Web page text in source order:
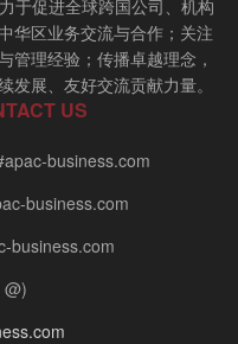
于促进全球跨国公司、机构
华区业务交流与合作；关注
管理经验；传播卓越理念，
展、友好交流贡献力量。
US
business.com
business.com
business.com